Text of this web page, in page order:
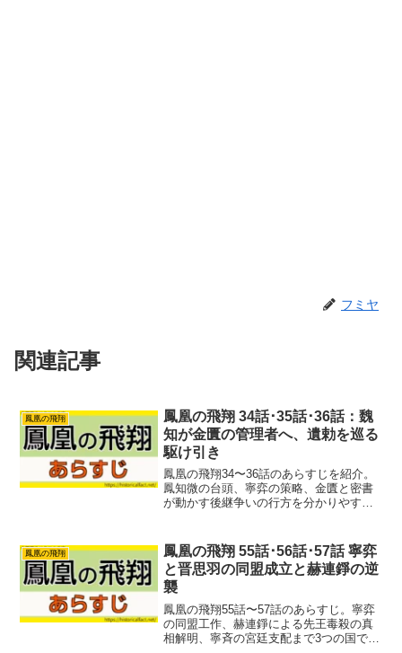
フミヤ
関連記事
鳳凰の飛翔
鳳凰の飛翔 34話･35話･36話：魏
知が金匱の管理者へ、遺勅を巡る
駆け引き
鳳凰の飛翔34〜36話のあらすじを紹介。
鳳知微の台頭、寧弈の策略、金匱と密書
が動かす後継争いの行方を分かりやすく
鳳凰の飛翔
鳳凰の飛翔 55話･56話･57話 寧弈
と晋思羽の同盟成立と赫連錚の逆
襲
鳳凰の飛翔55話〜57話のあらすじ。寧弈
の同盟工作、赫連錚による先王毒殺の真
相解明、寧斉の宮廷支配まで3つの国で同